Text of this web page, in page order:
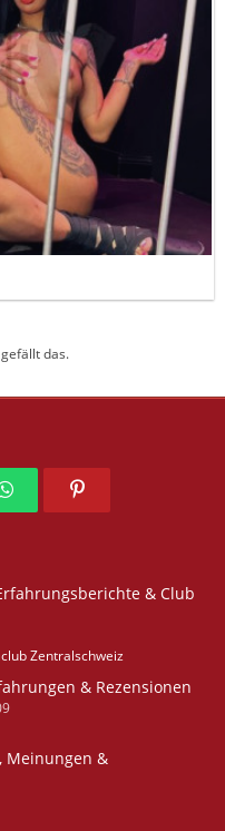
das.
& Club
Zentralschweiz
& Rezensionen
Meinungen &